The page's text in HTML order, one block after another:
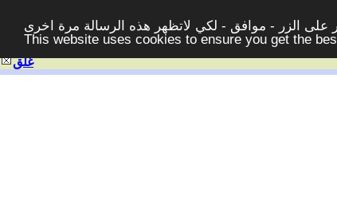
على الزر - موافق - لكي لاتظهر هذه الرسالة مرة اخرى -
This website uses cookies to ensure you get the
غلق